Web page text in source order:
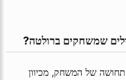
של המשחק, מכיוון